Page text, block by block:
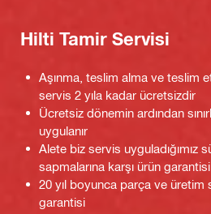
Hilti Tamir Servisi
Aşınma, teslim alma ve teslim
servis 2 yıla kadar ücretsizdir
Ücretsiz dönemin ardından
uygulanır
Alete biz servis uyguladığımız
sapmalarına karşı ürün garantisi
20 yıl boyunca parça ve üretim
garantisi